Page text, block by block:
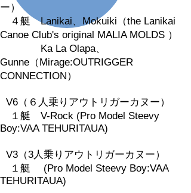
ー）
４艇 Lanikai、Mokuiki（the Lanikai
Canoe Club's original MALIA MOLDS ）
Ka La Olapa、
Gunne（Mirage:OUTRIGGER
CONNECTION）
V6（６人乗りアウトリガーカヌー）
１艇 V-Rock (Pro Model Steevy
Boy:VAA TEHURITAUA)
V3（3人乗りアウトリガーカヌー）
１艇 (Pro Model Steevy Boy:VAA
TEHURITAUA)